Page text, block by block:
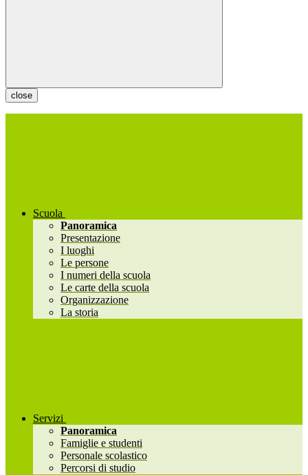
close
Scuola
Panoramica
Presentazione
I luoghi
Le persone
I numeri della scuola
Le carte della scuola
Organizzazione
La storia
Servizi
Panoramica
Famiglie e studenti
Personale scolastico
Percorsi di studio